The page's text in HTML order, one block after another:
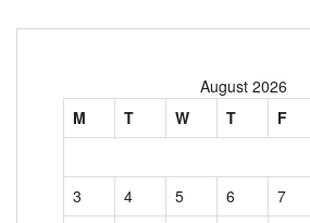
August 2026
M
T W T F
3
4 5 6 7